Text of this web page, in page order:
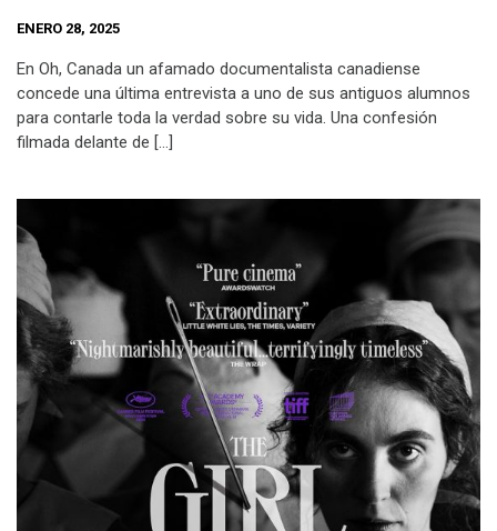
ENERO 28, 2025
En Oh, Canada un afamado documentalista canadiense
concede una última entrevista a uno de sus antiguos alumnos
para contarle toda la verdad sobre su vida. Una confesión
filmada delante de […]